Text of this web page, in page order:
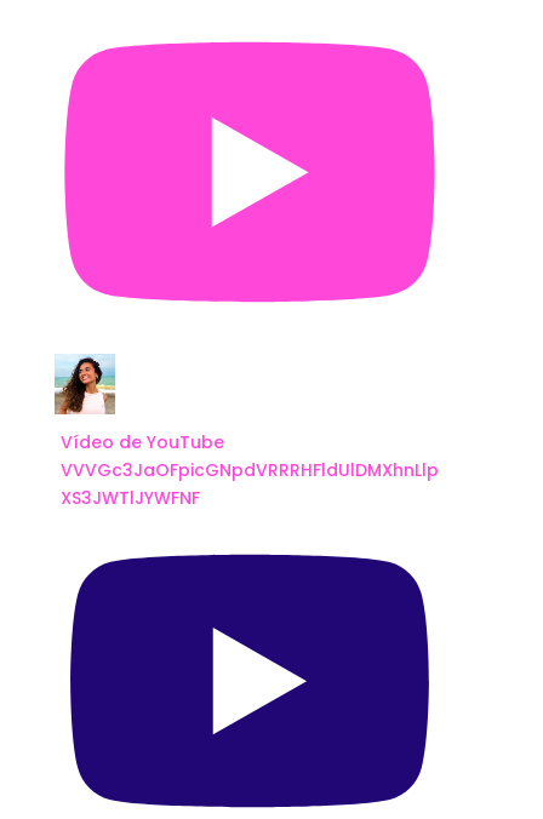
Vídeo de YouTube
VVVGc3JaOFpicGNpdVRRRHFldUlDMXhnLlp
XS3JWTlJYWFNF